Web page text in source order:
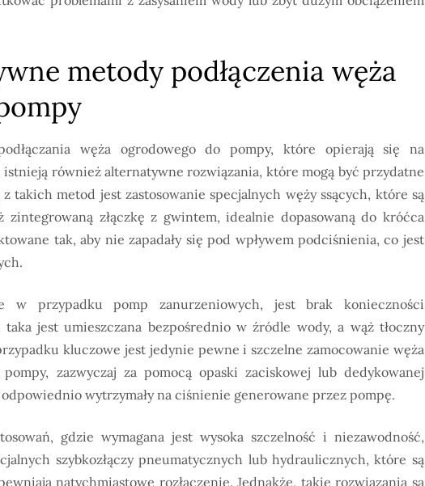
metody podłączenia węża
węża ogrodowego do pompy, które opierają się na
również alternatywne rozwiązania, które mogą być przydatne
takich metod jest zastosowanie specjalnych węży ssących, które są
zintegrowaną złączkę z gwintem, idealnie dopasowaną do króćca
tak, aby nie zapadały się pod wpływem podciśnienia, co jest
w przypadku pomp zanurzeniowych, jest brak konieczności
taka jest umieszczana bezpośrednio w źródle wody, a wąż tłoczny
kluczowe jest jedynie pewne i szczelne zamocowanie węża
zazwyczaj za pomocą opaski zaciskowej lub dedykowanej
odpowiednio wytrzymały na ciśnienie generowane przez pompę.
gdzie wymagana jest wysoka szczelność i niezawodność,
szybkozłączy pneumatycznych lub hydraulicznych, które są
natychmiastowe rozłączenie. Jednakże, takie rozwiązania są